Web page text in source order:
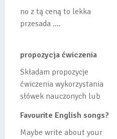
no z tą ceną to lekka
przesada ....
propozycja ćwiczenia
Składam propozycje
ćwiczenia wykorzystania
słówek nauczonych lub
tez ze wszys...
Favourite English songs?
Maybe write about your